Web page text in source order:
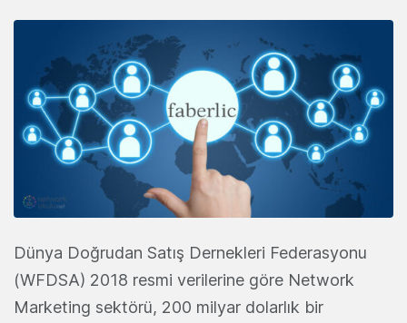
Dünya Doğrudan Satış Dernekleri Federasyonu
(WFDSA) 2018 resmi verilerine göre Network
Marketing sektörü, 200 milyar dolarlık bir